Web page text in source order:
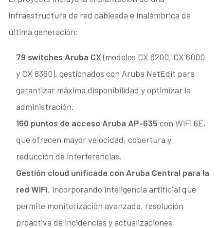
infraestructura de red cableada e inalámbrica de
última generación:
79 switches Aruba CX(modelos CX 6200, CX 6000
y CX 8360), gestionados con Aruba NetEdit para
garantizar máxima disponibilidad y optimizar la
administración.
160 puntos de acceso Aruba AP-635 con WiFi 6E,
que ofrecen mayor velocidad, cobertura y
reducción de interferencias.
Gestión cloud unificada con Aruba Central para la
red WiFi, incorporando inteligencia artificial que
permite monitorización avanzada, resolución
proactiva de incidencias y actualizaciones